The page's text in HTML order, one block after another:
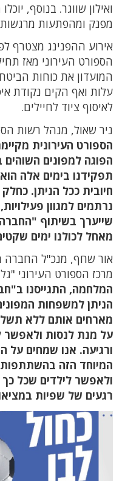
ואילון שווגר. בנוסף,
מפנק ומהפתעות מרגשות
אירוע ההפנינג מצטרף
הספורט העירוני מאז
המועדון את כוחות
עלות ואף הקים נקודת
לאיסוף ציוד לחיילים.
ניר שאול, מנהל רשות
הספורט העירונית
הפוגה למפונים
תפקידנו בימים אלה
חיובית ככל הניתן.
נרתמים למגוון
שייערך בשיתוף
מאחל לכולנו ימים
אור שחף, מנכ"ל החברה
מרכז הספורט העירוני
המלחמה, התגייסנו
הניתן למשפחות
מארחים אותם ללא
על מנת לנסות
ורגיעה. אנו שמחים על
המיוחד הזה בהשתתפות
ולאפשר לילדים שכל כך
רגעים של שפיות